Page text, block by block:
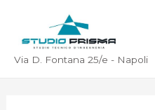
Via D. Fontana 25/e - Napoli